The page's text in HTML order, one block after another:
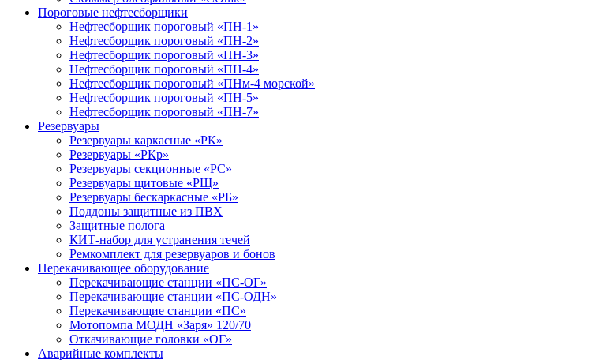
Пороговые нефтесборщики
Нефтесборщик пороговый «ПН-1»
Нефтесборщик пороговый «ПН-2»
Нефтесборщик пороговый «ПН-3»
Нефтесборщик пороговый «ПН-4»
Нефтесборщик пороговый «ПНм-4 морской»
Нефтесборщик пороговый «ПН-5»
Нефтесборщик пороговый «ПН-7»
Резервуары
Резервуары каркасные «РК»
Резервуары «РКр»
Резервуары секционные «РС»
Резервуары щитовые «РЩ»
Резервуары бескаркасные «РБ»
Поддоны защитные из ПВХ
Защитные полога
КИТ-набор для устранения течей
Ремкомплект для резервуаров и бонов
Перекачивающее оборудование
Перекачивающие станции «ПС-ОГ»
Перекачивающие станции «ПС-ОДН»
Перекачивающие станции «ПС»
Мотопомпа МОДН «Заря» 120/70
Откачивающие головки «ОГ»
Аварийные комплекты